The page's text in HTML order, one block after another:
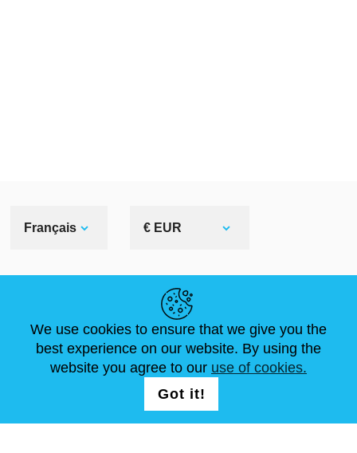
Français € EUR
ACTUALITÉS
ARTICLES
ABOUT US
FAQ
DIMENSIONS
NOUS CONTACTER
We use cookies to ensure that we give you the
best experience on our website. By using the
website you agree to our use of cookies.
Got it!